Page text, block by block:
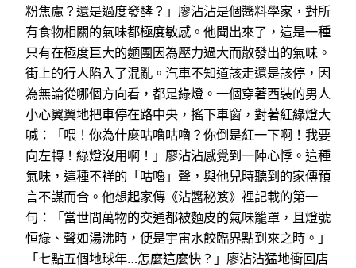
粉焦慮？還是過度發酵？」廖沾沾是個醬料學家，對所
有食物相關的氣味都極度敏感。他聞出來了，這是一種
只有在極度巨大的麵團因為壓力過大而散發出的氣味。
街上的行人陷入了混亂。汽車不知道該走還是該停，因
為無論從哪個方向看，都是綠燈。一個穿著西裝的男人
小心翼翼地把車停在路中央，搖下車窗，對著紅綠燈大
喊：「喂！你為什麼咕嚕咕嚕？你倒是紅一下啊！我要
向左轉！綠燈沒用啊！」廖沾沾感覺到一陣心悸。這種
氣味，這種不祥的「咕嚕」聲，與他兒時聽到的家傳預
言不謀而合。他想起家傳《沾醬秘笈》裡記載的第一
句：「當世間萬物的交通都被麵皮的氣味籠罩，且燈號
恒綠、聲如湯沸時，便是宇宙水餃臨界點到來之時。」
「七點五個地球年…怎麼這麼快？」廖沾沾猛地衝回店